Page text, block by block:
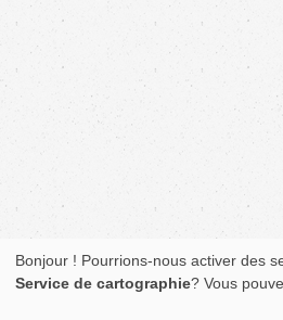
Bonjour ! Pourrions-nous activer des
Service de cartographie? Vous